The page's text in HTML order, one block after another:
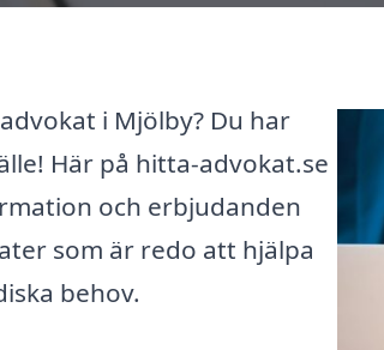
i Mjölby? Du har
Här på hitta-advokat.se
och erbjudanden
som är redo att hjälpa
behov.